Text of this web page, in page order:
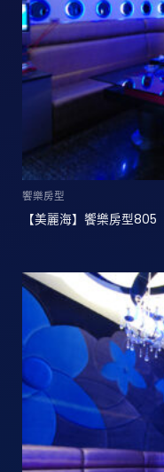
饗樂房型
【美麗海】饗樂房型805